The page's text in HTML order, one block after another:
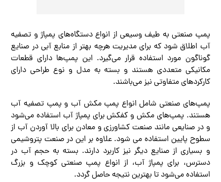
پمپ صنعتی به طیف وسیعی از انواع دستگاه‌های پمپاژ و تصفیه
آب اطلاق شود که برای مدیریت هرچه بهتر از منابع آبی در صنایع
گوناگون مورد استفاده قرار می‌گیرد. این پمپ‌ها دارای قطعات
مکانیکی متعددی هستند و بسته به مدل و نوع طراحی دارای
کارکردهای متفاوتی نیز می‌باشند.
پمپ‌های صنعتی شامل انواع پمپ مکش آب و پمپ تصفیه آب
هستند. پمپ‌های مکش و کفکش برای پمپاژ آب استفاده می‌شود
و در صنایعی مانند صنعت کشاورزی و معادن برای بالا آوردن آب از
سطوح پایین استفاده می شود. علاوه بر این در صنعت پتروشیمی
و بسیاری از صنایع دیگر نیز کاربرد دارند. بسته به حجم آب در
دسترس، برای پمپاژ آب، از انواع پمپ صنعتی کوچک و بزرگ
استفاده می‌شود تا بهترین نتیجه حاصل گردد.